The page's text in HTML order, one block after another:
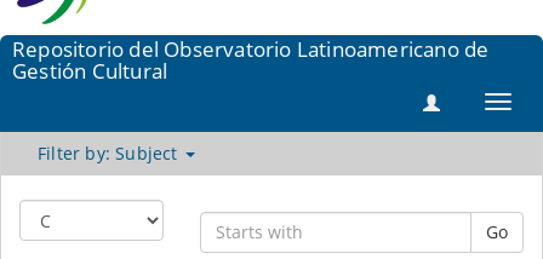
Repositorio del Observatorio Latinoamericano de
Gestión Cultural
Filter by: Subject
Go